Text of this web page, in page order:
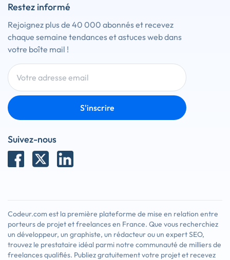
Restez informé
Rejoignez plus de 40 000 abonnés et recevez
chaque semaine tendances et astuces web dans
votre boîte mail !
S'inscrire
Suivez-nous
Codeur.com est la première plateforme de mise en relation entre
porteurs de projet et freelances en France. Que vous recherchiez
un développeur, un graphiste, un rédacteur ou un expert SEO,
trouvez le prestataire idéal parmi notre communauté de milliers de
freelances qualifiés. Publiez gratuitement votre projet et recevez